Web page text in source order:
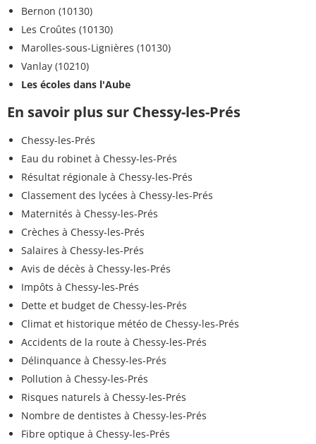
Bernon (10130)
Les Croûtes (10130)
Marolles-sous-Lignières (10130)
Vanlay (10210)
Les écoles dans l'Aube
En savoir plus sur Chessy-les-Prés
Chessy-les-Prés
Eau du robinet à Chessy-les-Prés
Résultat régionale à Chessy-les-Prés
Classement des lycées à Chessy-les-Prés
Maternités à Chessy-les-Prés
Crèches à Chessy-les-Prés
Salaires à Chessy-les-Prés
Avis de décès à Chessy-les-Prés
Impôts à Chessy-les-Prés
Dette et budget de Chessy-les-Prés
Climat et historique météo de Chessy-les-Prés
Accidents de la route à Chessy-les-Prés
Délinquance à Chessy-les-Prés
Pollution à Chessy-les-Prés
Risques naturels à Chessy-les-Prés
Nombre de dentistes à Chessy-les-Prés
Fibre optique à Chessy-les-Prés